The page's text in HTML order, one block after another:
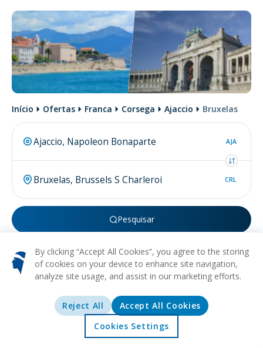
Ofertas Explorar
Início Ofertas Franca Corsega Ajaccio Bruxelas
AJA
CRL
Pesquisar
Talvez esteja procurando por voo para Ajaccio , voo de
Bruxelas ouvoo de Bruxelas para Ajaccio.
Mais sobreBruxelas
By clicking “Accept All Cookies”, you agree to the storing
of cookies on your device to enhance site navigation,
analyze site usage, and assist in our marketing efforts.
Reject All
Accept All Cookies
Cookies Settings